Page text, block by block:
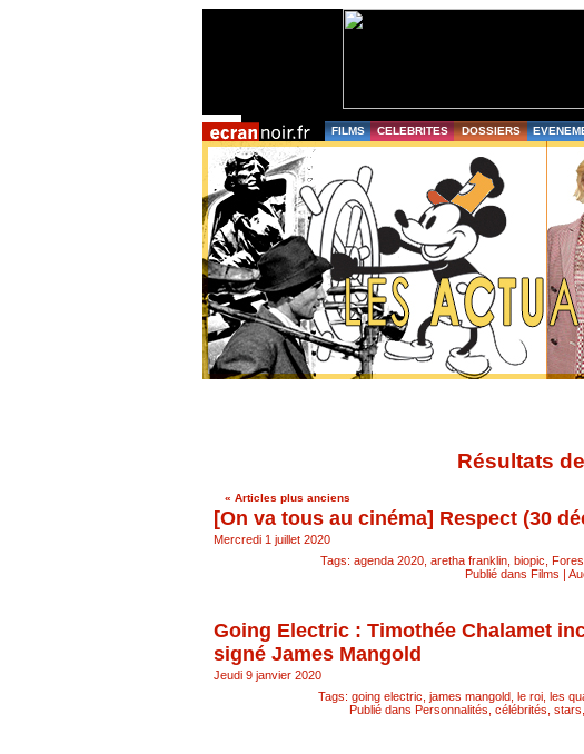
FILMS CELEBRITES DOSSIERS
Résultats
« Articles plus anciens
[On va tous au cinéma] Respect (30
Mercredi 1 juillet 2020
Tags: agenda 2020 aretha franklin biopic
Publié dans Films |
Going Electric : Timothée Chalamet
signé James Mangold
Jeudi 9 janvier 2020
Tags: going electric james mangold, le roi, les
Publié dans Personnalités, célébrités, stars